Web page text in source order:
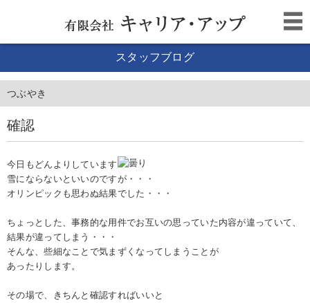
スタッフブログ
つぶやき
確認
今日もどんよりしています
雪にならないといいのですが・・・
オリンピックも思わぬ結果でした・・・
ちょっとした、事務的な用件でお互いの思っていた内容が違っていて、
結果が違ってしまう・・・
そんな、些細なことで気まずくなってしまうことが
あったりします。
その場で、きちんと確認すればいいと